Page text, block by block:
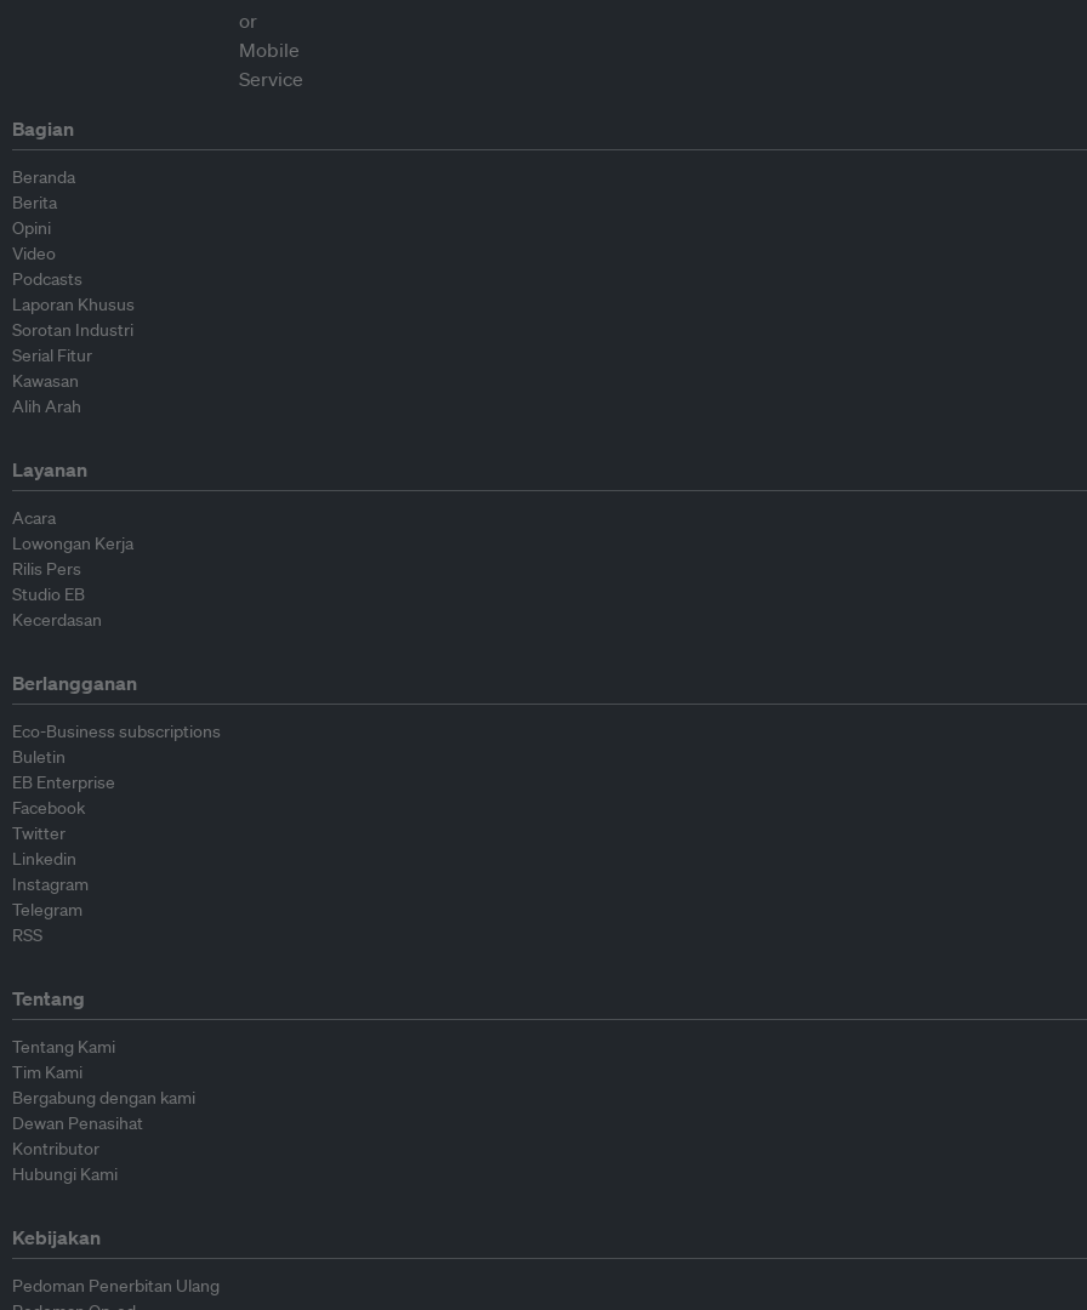
Bagian
Beranda
Berita
Opini
Video
Podcasts
Laporan Khusus
Sorotan Industri
Serial Fitur
Kawasan
Alih Arah
Layanan
Acara
Lowongan Kerja
Rilis Pers
Studio EB
Kecerdasan
Berlangganan
Eco-Business subscriptions
Buletin
EB Enterprise
Facebook
Twitter
Linkedin
Instagram
Telegram
RSS
Tentang
Tentang Kami
Tim Kami
Bergabung dengan kami
Dewan Penasihat
Kontributor
Hubungi Kami
Kebijakan
Pedoman Penerbitan Ulang